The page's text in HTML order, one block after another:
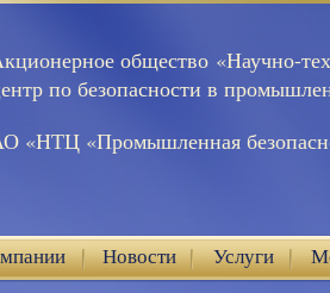
общество «Научно-
по безопасности в
«НТЦ «Промышленная
Новости Услуги